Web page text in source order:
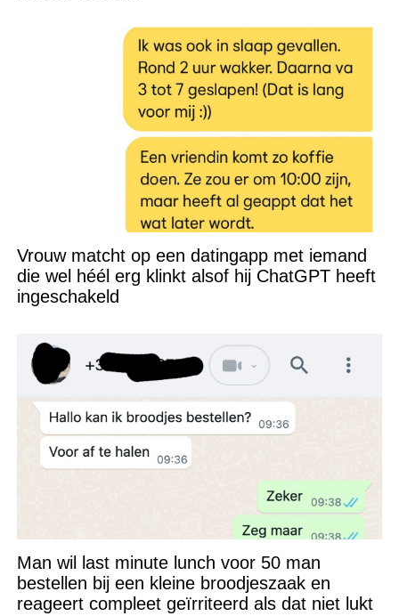
Vrouw matcht op een datingapp met iemand
die wel héél erg klinkt alsof hij ChatGPT heeft
ingeschakeld
Man wil last minute lunch voor 50 man
bestellen bij een kleine broodjeszaak en
reageert compleet geïrriteerd als dat niet lukt